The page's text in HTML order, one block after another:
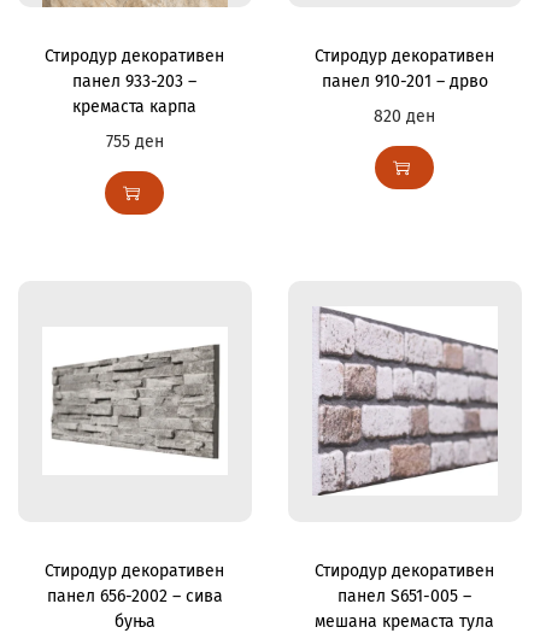
Стиродур декоративен
панел 933-203 –
кремаста карпа
755 ден
Стиродур декоративен
панел 910-201 – дрво
820ден
Стиродур декоративен
панел 656-2002 – сива
буња
Стиродур декоративен
панел S651-005 –
мешана кремаста тула